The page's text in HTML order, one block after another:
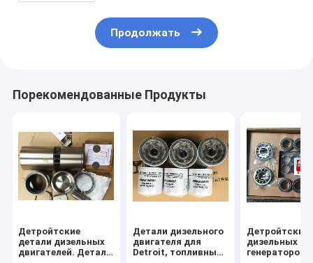
Продолжать
Порекомендованные Продукты
Детройтские
детали дизельных
двигателей. Детали
Детали дизельного
двигателя для
Detroit, топливный
Детройтские
дизельных
генераторов,